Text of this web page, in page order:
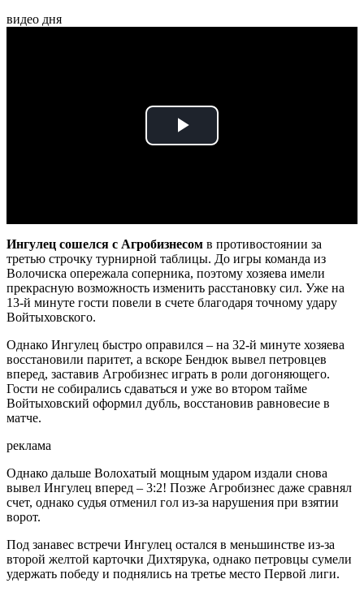
видео дня
Play
Ингулец сошелся с Агробизнесом в противостоянии за
третью строчку турнирной таблицы. До игры команда из
Волочиска опережала соперника, поэтому хозяева имели
прекрасную возможность изменить расстановку сил. Уже на
13-й минуте гости повели в счете благодаря точному удару
Войтыховского.
Однако Ингулец быстро оправился – на 32-й минуте хозяева
восстановили паритет, а вскоре Бендюк вывел петровцев
вперед, заставив Агробизнес играть в роли догоняющего.
Гости не собирались сдаваться и уже во втором тайме
Войтыховский оформил дубль, восстановив равновесие в
матче.
реклама
Однако дальше Волохатый мощным ударом издали снова
вывел Ингулец вперед – 3:2! Позже Агробизнес даже сравнял
счет, однако судья отменил гол из-за нарушения при взятии
ворот.
Под занавес встречи Ингулец остался в меньшинстве из-за
второй желтой карточки Дихтярука, однако петровцы сумели
удержать победу и поднялись на третье место Первой лиги.